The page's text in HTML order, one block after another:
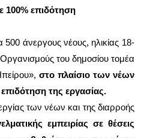
100% επιδότηση
άνεργους νέους, ηλικίας 18-
Οργανισμούς του δημοσίου τομέα
στο πλαίσιο των νέων
της εργασίας.
των νέων και της διαρροής
εμπειρίας σε θέσεις